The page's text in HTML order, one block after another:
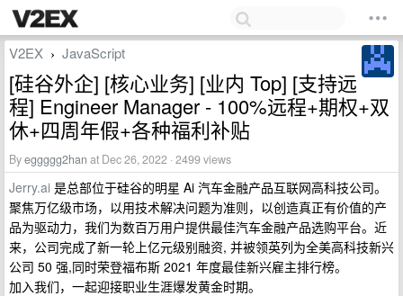
V2EX › JavaScript
[硅谷外企] [核心业务] [业内 Top] [支持远
程] Engineer Manager - 100%远程+期权+双
休+四周年假+各种福利补贴
Byeggggg2han at Dec 26, 2022 · 2499 views
Jerry.ai 是总部位于硅谷的明星 Ai 汽车金融产品互联网高科技公司。
聚焦万亿级市场，以用技术解决问题为准则，以创造真正有价值的产
品为驱动力，我们为数百万用户提供最佳汽车金融产品选购平台。近
来，公司完成了新一轮上亿元级别融资, 并被领英列为全美高科技新兴
公司 50 强,同时荣登福布斯 2021 年度最佳新兴雇主排行榜。
加入我们，一起迎接职业生涯爆发黄金时期。